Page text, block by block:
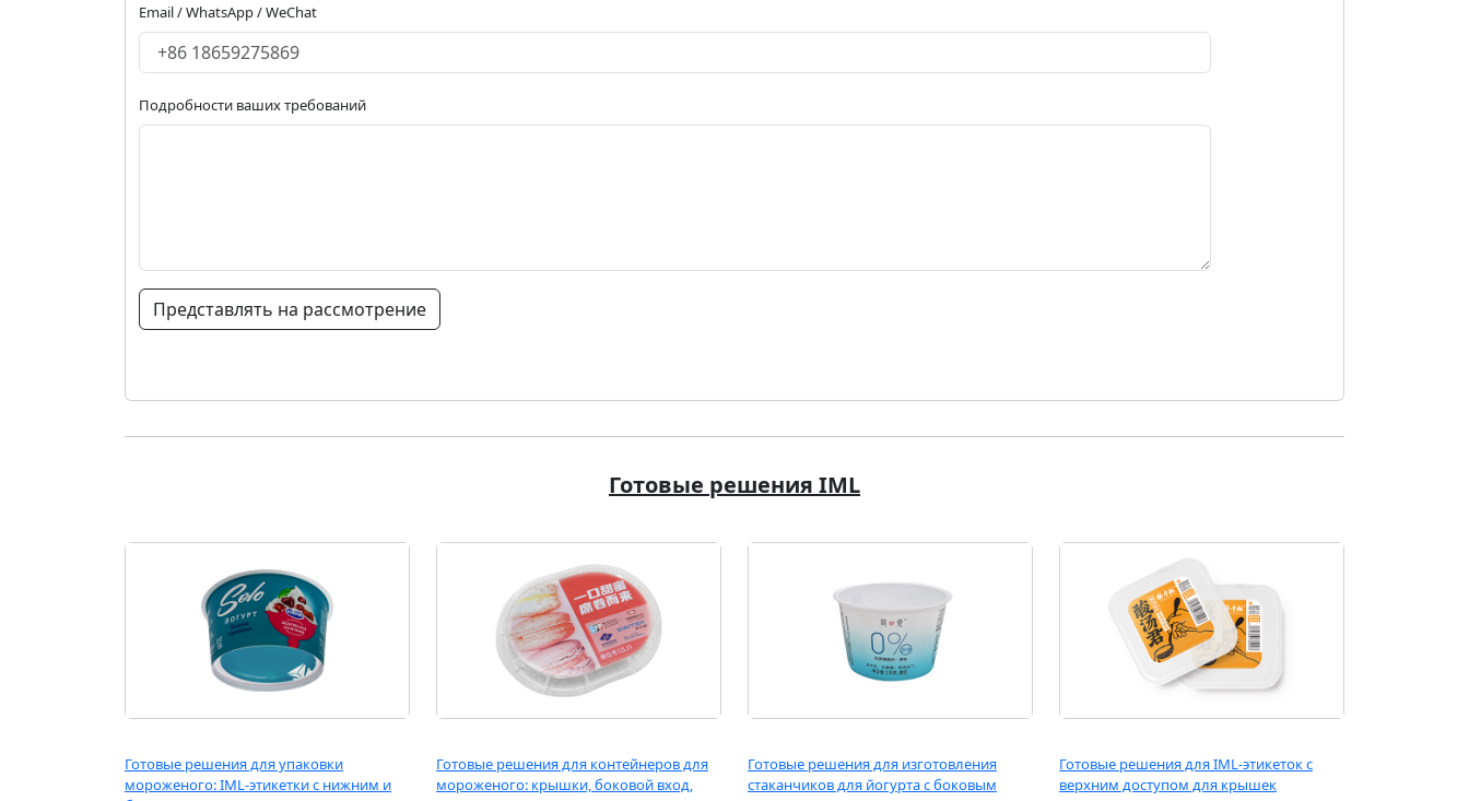
Email / WhatsApp / WeChat
Подробности ваших требований
Представлять на рассмотрение
Готовые решения IML
Готовые решения для упаковки
мороженого: IML-этикетки с нижним и
Готовые решения для контейнеров для
мороженого: крышки, боковой вход,
Готовые решения для изготовления
стаканчиков для йогурта с боковым
Готовые решения для IML-этикеток с
верхним доступом для крышек